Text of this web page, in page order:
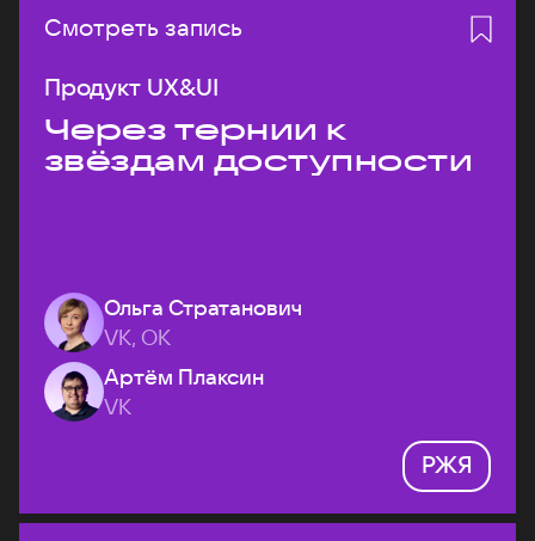
Смотреть запись
Продукт UX&UI
Через тернии к
звёздам доступности
Ольга Стратанович
VK, ОК
Артём Плаксин
VK
РЖЯ